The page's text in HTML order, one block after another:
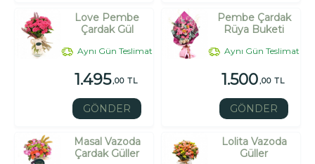
Love Pembe
Çardak Gül
Aynı Gün Teslimat
1.495,00 TL
GÖNDER
Pembe Çardak
Rüya Buketi
Aynı Gün Teslimat
1.500,00 TL
GÖNDER
Masal Vazoda
Çardak Güller
Lolita Vazoda
Güller